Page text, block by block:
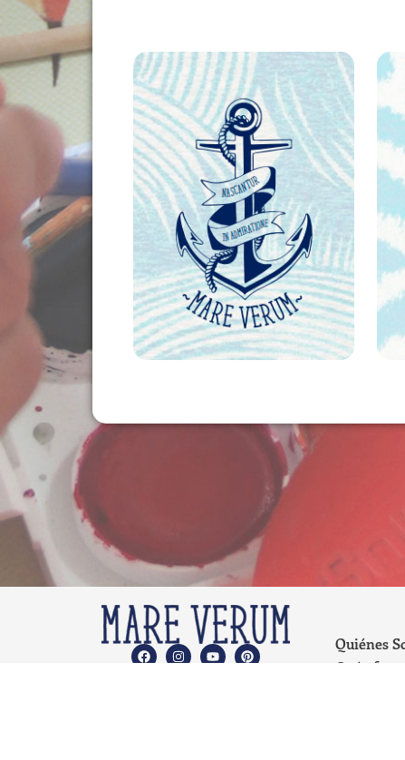
RETÓRICA 3 | 12° AÑO
USD790,00
AÑADIR AL CARRITO
Quiénes
Qué